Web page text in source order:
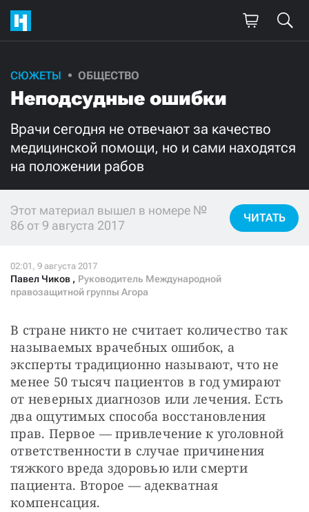
СЮЖЕТЫ ОБЩЕСТВО
Неподсудные ошибки
Врачи сегодня не отвечают за качество
медицинской помощи, но и сами находятся
на положении рабов
Этот материал вышел в номере №
86 от 9 августа 2017
ЧИТАТЬ
Павел Чиков , Руководитель Международной
правозащитной группы Агора
В стране никто не считает количество так
называемых врачебных ошибок, а
эксперты традиционно называют, что не
менее 50 тысяч пациентов в год умирают
от неверных диагнозов или лечения. Есть
два ощутимых способа восстановления
прав. Первое — привлечение к уголовной
ответственности в случае причинения
тяжкого вреда здоровью или смерти
пациента. Второе — адекватная
компенсация.
Поддержите
нашу работу!
Ежемесячно Разово
3000
500
Нажимая кнопку «Стать соучастником»,
я принимаю условия и подтверждаю свое гражданство РФ
ПОДЕЛИТЬСЯ С ДРУЗЬЯМИ
Если у вас есть вопросы, пишите donate@novayagazeta.ruили
звоните:
+7 (929) 612-03-68